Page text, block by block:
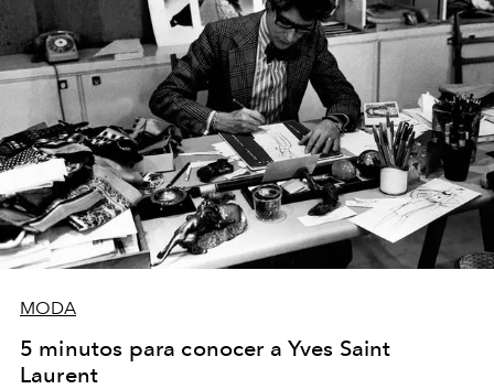
MODA
5 minutos para conocer a Yves Saint
Laurent